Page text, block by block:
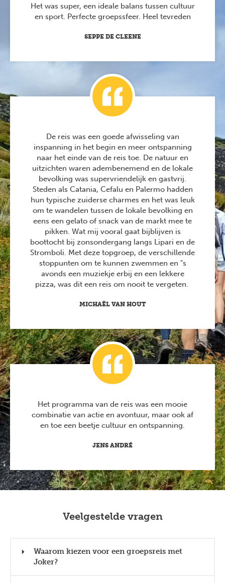
Het was super, een ideale balans tussen cultuur
en sport. Perfecte groepssfeer. Heel tevreden
SEPPE DE CLEENE
De reis was een goede afwisseling van
inspanning in het begin en meer ontspanning
naar het einde van de reis toe. De natuur en
uitzichten waren adembenemend en de lokale
bevolking was supervriendelijk en gastvrij.
Steden als Catania, Cefalu en Palermo hadden
hun typische zuiderse charmes en het was leuk
om te wandelen tussen de lokale bevolking en
eens een gelato of snack van de markt mee te
pikken. Wat mij vooral gaat bijblijven is
boottocht bij zonsondergang langs Lipari en de
Stromboli. Met deze topgroep, de verschillende
stoppunten om te kunnen zwemmen en "s
avonds een muziekje erbij en een lekkere
pizza, was dit een reis om nooit te vergeten.
MICHAËL VAN HOUT
Het programma van de reis was een mooie
combinatie van actie en avontuur, maar ook af
en toe een beetje cultuur en ontspanning.
JENS ANDRÉ
Veelgestelde vragen
Waarom kiezen voor een groepsreis met
Joker?